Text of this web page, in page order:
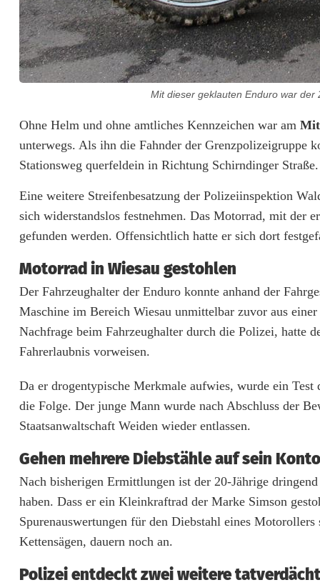
i
s
c
h
e
r
T
a
t
r
t
a
p
p
t
Mit dieser geklauten Enduro war der
Ohne Helm und ohne amtliches Kennzeichen war am
unterwegs. Als ihn die Fahnder der Grenzpolizeigruppe
Stationsweg querfeldein in Richtung Schirndinger Straße.
Eine weitere Streifenbesatzung der Polizeiinspektion
sich widerstandslos festnehmen. Das Motorrad, mit der
gefunden werden. Offensichtlich hatte er sich dort
Motorrad in Wiesau gestohlen
Der Fahrzeughalter der Enduro konnte anhand der
Maschine im Bereich Wiesau unmittelbar zuvor aus
Nachfrage beim Fahrzeughalter durch die Polizei, hatte
Fahrerlaubnis vorweisen.
Da er drogentypische Merkmale aufwies, wurde ein
die Folge. Der junge Mann wurde nach Abschluss der
Staatsanwaltschaft Weiden wieder entlassen.
Gehen mehrere Diebstähle auf sein
Nach bisherigen Ermittlungen ist der 20-Jährige
haben. Dass er ein Kleinkraftrad der Marke Simson
Spurenauswertungen für den Diebstahl eines
Kettensägen, dauern noch an.
Polizei entdeckt zwei weitere